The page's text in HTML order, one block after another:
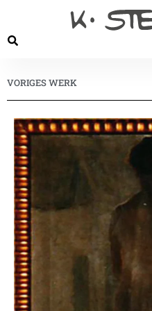
VORIGES WERK